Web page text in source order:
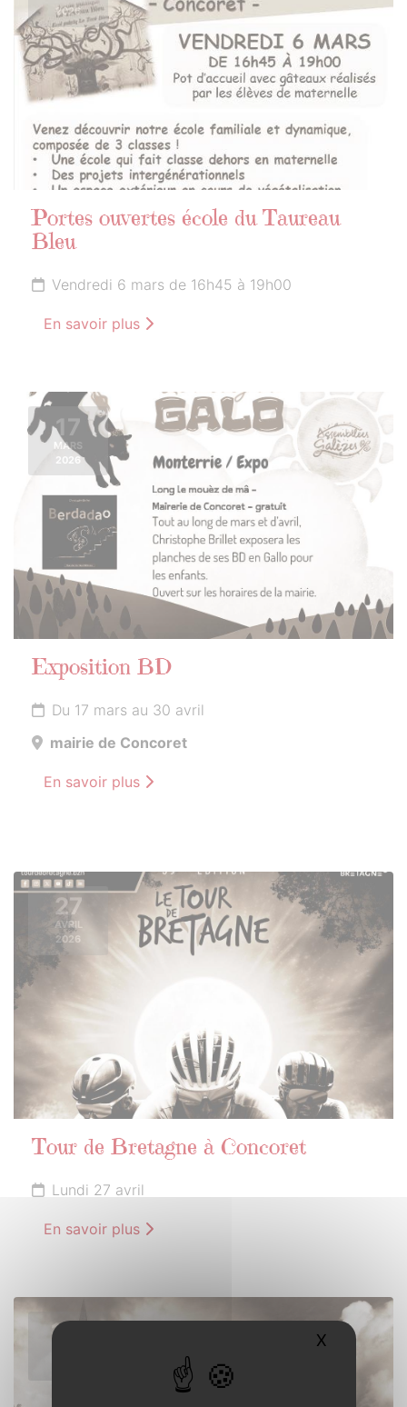
2026
Portes ouvertes école du Taureau
Bleu
Vendredi 6 mars de 16h45 à 19h00
En savoir plus
17
MARS
2026
Exposition BD
Du 17 mars au 30 avril
mairie de Concoret
En savoir plus
27
AVRIL
2026
Tour de Bretagne à Concoret
Lundi 27 avril
En savoir plus
1er X Masquer